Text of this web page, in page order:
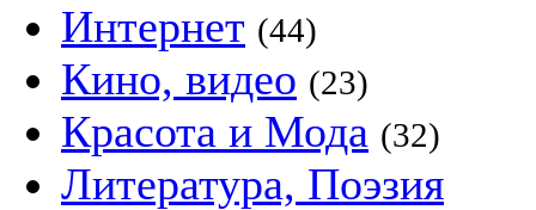
Интернет (44)
Кино, видео (23)
Красота и Мода (32)
Литература, Поэзия